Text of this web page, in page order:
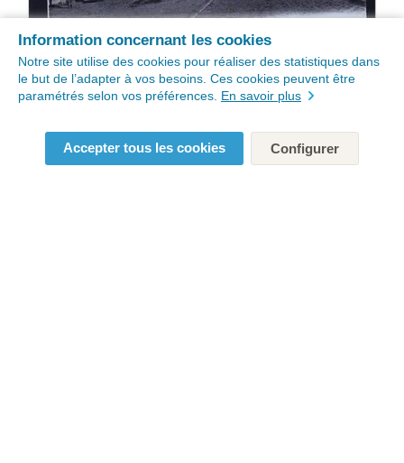
Information concernant les cookies
Notre site utilise des cookies pour réaliser des statistiques dans
le but de l’adapter à vos besoins. Ces cookies peuvent être
paramétrés selon vos préférences. En savoir plus
Accepter tous les cookies Configurer